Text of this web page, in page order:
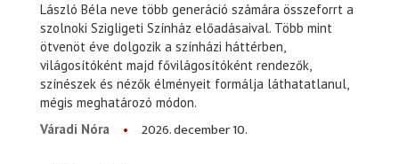
László Béla neve több generáció számára összeforrt a
szolnoki Szigligeti Színház előadásaival. Több mint
ötvenöt éve dolgozik a színházi háttérben,
világosítóként majd fővilágosítóként rendezők,
színészek és nézők élményeit formálja láthatatlanul,
mégis meghatározó módon.
Váradi Nóra
2026. december 10.